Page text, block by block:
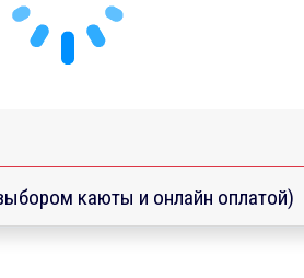
каюты и онлайн оплатой)